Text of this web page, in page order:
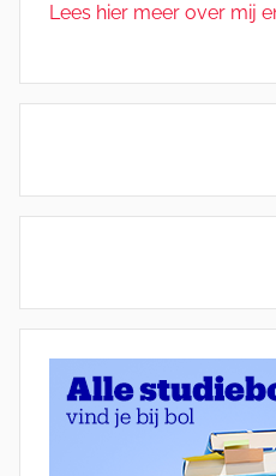
Lees hier meer over mij